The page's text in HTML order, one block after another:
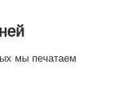
мы печатаем